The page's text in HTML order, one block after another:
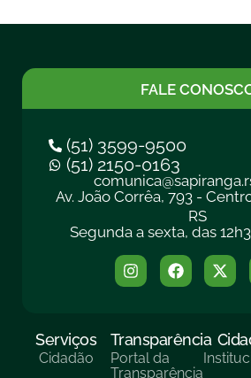
FALE
(51) 3599-9500
(51) 2150-0163
Av. João Corrêa, 793 -
RS
Segunda a sexta, das
Serviços
Cidadão
Transparência
Portal da
Transparência